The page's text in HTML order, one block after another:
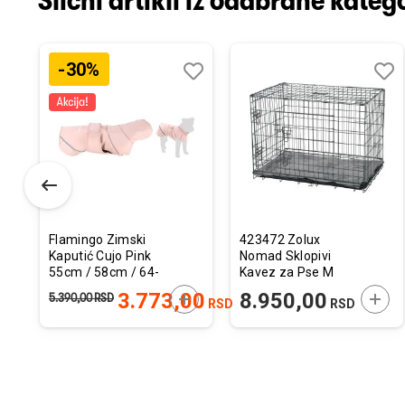
U KORPU
-30%
Flamingo Zimski
Kaputić Cujo Pink
55cm / 58cm / 64-
3.773,00 RSD
5.390,00RSD DODAJTE U KORPU
listu
želja
423472 Zolux
Nomad Sklopivi
Kavez za Pse M
8.950,00 RSD
Dodaj
u
listu
želja